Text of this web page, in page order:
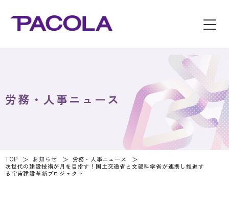
労務・人事ニュース
TOP お知らせ
労務・人事ニュース
次世代の建設技術が月を目指す！国土交通省と文部科学省が連携し推進す
る宇宙建設革新プロジェクト